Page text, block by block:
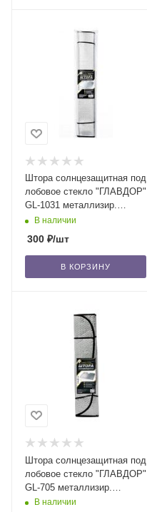
Штора солнцезащитная под
лобовое стекло "ГЛАВДОР"
GL-1031 металлизир.
фольга, серебро, 150х90
см /50
В наличии
300 ₽/шт
В КОРЗИНУ
Штора солнцезащитная под
лобовое стекло "ГЛАВДОР"
GL-705 металлизир.
фольга, серебро, 150х80
В наличии